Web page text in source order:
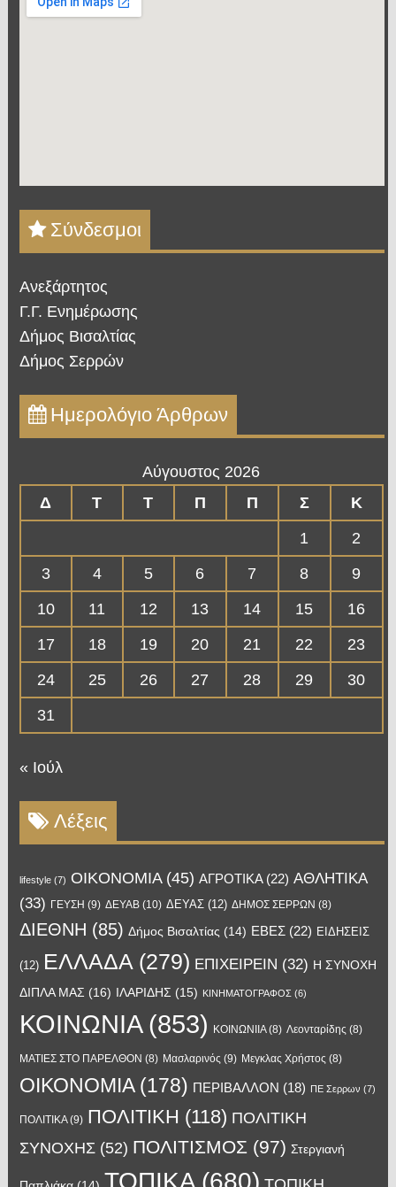
Σύνδεσμοι
Ανεξάρτητος
Γ.Γ. Ενημέρωσης
Δήμος Βισαλτίας
Δήμος Σερρών
Ημερολόγιο Άρθρων
Αύγουστος 2026
Δ
Τ Τ Π Π Σ
Κ
1
2
3
4 5 6 7 8
9
10
11 12 13 14 15
16
17
18 19 20 21 22
23
24
25 26 27 28 29
30
31
« Ιούλ
Λέξεις
lifestyle(7) OIKONOMIA(45) ΑΓΡΟΤΙΚΑ(22) ΑΘΛΗΤΙΚΑ
(33) ΓΕΥΣΗ (9) ΔΕΥΑΒ(10) ΔΕΥΑΣ(12) ΔΗΜΟΣ ΣΕΡΡΩΝ (8)
ΔΙΕΘΝΗ (85) Δήμος Βισαλτίας (14) ΕΒΕΣ(22) ΕΙΔΗΣΕΙΣ
(12) ΕΛΛΑΔΑ(279) ΕΠΙΧΕΙΡΕΙΝ (32) Η ΣΥΝΟΧΗ
ΔΙΠΛΑ ΜΑΣ (16) ΙΛΑΡΙΔΗΣ (15) ΚΙΝΗΜΑΤΟΓΡΑΦΟΣ (6)
ΚΟΙΝΩΝΙΑ(853) ΚΟΙΝΩΝΙΙΑ(8) Λεονταρίδης (8)
ΜΑΤΙΕΣ ΣΤΟ ΠΑΡΕΛΘΟΝ (8) Μασλαρινός (9) Μεγκλας Χρήστος (8)
ΟΙΚΟΝΟΜΙΑ(178) ΠΕΡΙΒΑΛΛΟΝ (18) ΠΕ Σερρων (7)
ΠΟΛΙΤΙΚΑ(9) ΠΟΛΙΤΙΚΗ (118) ΠΟΛΙΤΙΚΗ
ΣΥΝΟΧΗΣ(52) ΠΟΛΙΤΙΣΜΟΣ (97) Στεργιανή
ΤΟΠΙΚΑ(680)